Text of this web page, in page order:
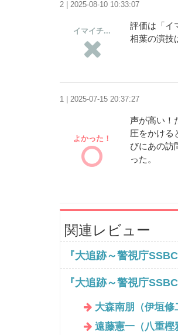
2 | 2025-08-10 10:33:07
イマイチ...
評価は「イ
相葉の演技
1 | 2025-07-15 20:37:27
よかった！
声が高い！
圧をかける
びにあの訪
った。
関連レビュー
『大追跡～警視庁
『大追跡～警視庁
大森南朋（伊垣修
遠藤憲一（八重樫